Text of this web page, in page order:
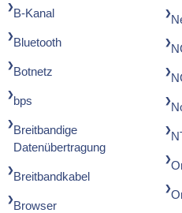
B-Kanal
Bluetooth
Botnetz
bps
Breitbandige
Datenübertragung
Breitbandkabel
Browser